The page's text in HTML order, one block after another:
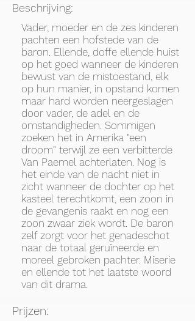
Beschrijving:
Vader, moeder en de zes kinderen
pachten een hofstede van de
baron. Ellende, doffe ellende huist
op het goed wanneer de kinderen
bewust van de mistoestand, elk
op hun manier, in opstand komen
maar hard worden neergeslagen
door vader, de adel en de
omstandigheden. Sommigen
zoeken het in Amerika "een
droom" terwijl ze een verbitterde
Van Paemel achterlaten. Nog is
het einde van de nacht niet in
zicht wanneer de dochter op het
kasteel terechtkomt, een zoon in
de gevangenis raakt en nog een
zoon zwaar ziek wordt. De baron
zelf zorgt voor het genadeschot
naar de totaal geruïneerde en
moreel gebroken pachter. Miserie
en ellende tot het laatste woord
van dit drama.
Prijzen: